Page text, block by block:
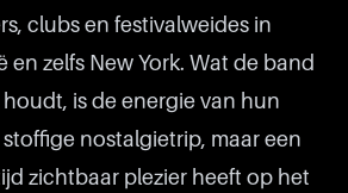
clubs en festivalweides in
en zelfs New York. Wat de band
is de energie van hun
nostalgietrip, maar een
zichtbaar plezier heeft op het